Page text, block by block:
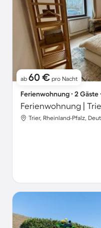
ab 60 € pro Nacht
Ferienwohnung ∙ 2 Gäste
Trier, Rheinland-Pfalz,